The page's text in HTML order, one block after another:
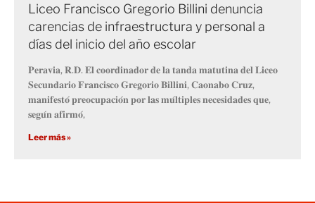
Liceo Francisco Gregorio Billini denuncia
carencias de infraestructura y personal a
días del inicio del año escolar
𝐏𝐞𝐫𝐚𝐯𝐢𝐚, 𝐑.𝐃. 𝐄𝐥 𝐜𝐨𝐨𝐫𝐝𝐢𝐧𝐚𝐝𝐨𝐫 𝐝𝐞 𝐥𝐚 𝐭𝐚𝐧𝐝𝐚 𝐦𝐚𝐭𝐮𝐭𝐢𝐧𝐚 𝐝𝐞𝐥 𝐋𝐢𝐜𝐞𝐨
𝐒𝐞𝐜𝐮𝐧𝐝𝐚𝐫𝐢𝐨 𝐅𝐫𝐚𝐧𝐜𝐢𝐬𝐜𝐨 𝐆𝐫𝐞𝐠𝐨𝐫𝐢𝐨 𝐁𝐢𝐥𝐥𝐢𝐧𝐢, 𝐂𝐚𝐨𝐧𝐚𝐛𝐨 𝐂𝐫𝐮𝐳,
𝐦𝐚𝐧𝐢𝐟𝐞𝐬𝐭𝐨́ 𝐩𝐫𝐞𝐨𝐜𝐮𝐩𝐚𝐜𝐢𝐨́𝐧 𝐩𝐨𝐫 𝐥𝐚𝐬 𝐦𝐮́𝐥𝐭𝐢𝐩𝐥𝐞𝐬 𝐧𝐞𝐜𝐞𝐬𝐢𝐝𝐚𝐝𝐞𝐬 𝐪𝐮𝐞,
𝐬𝐞𝐠𝐮́𝐧 𝐚𝐟𝐢𝐫𝐦𝐨́,
Leer más »